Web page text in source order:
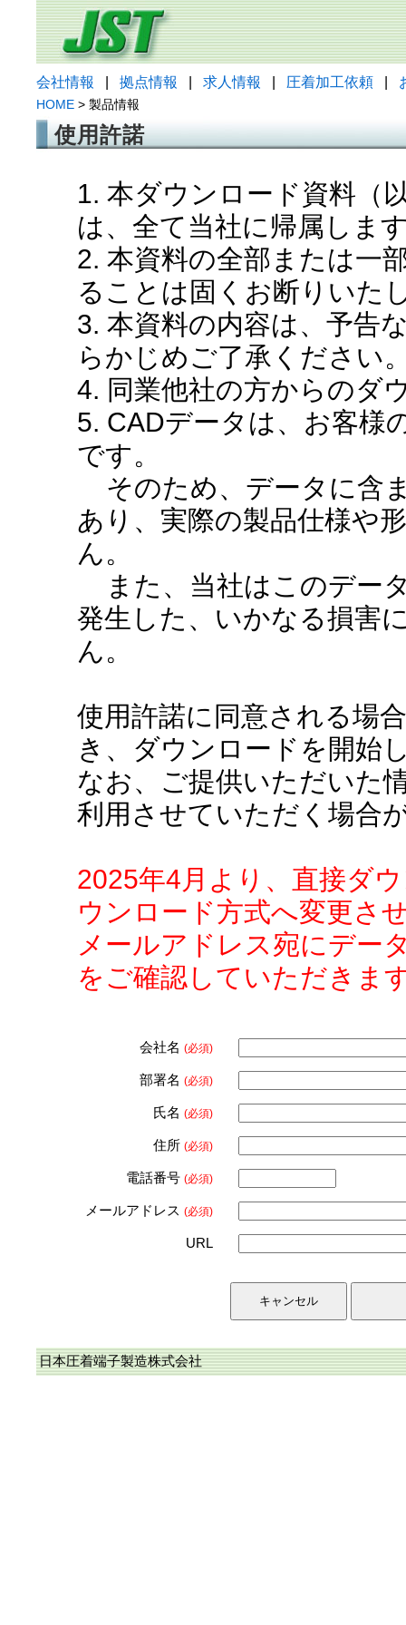
会社情報 拠点情報 求人情報 圧着加工依頼
HOME > 製品情報
使用許諾
1. 本ダウンロード資料（
は、全て当社に帰属しま
2. 本資料の全部または一
ることは固くお断りいた
3. 本資料の内容は、予告
らかじめご了承ください
4. 同業他社の方からのダ
5. CADデータは、お客様
です。
そのため、データに含
あり、実際の製品仕様や
ん。
また、当社はこのデー
発生した、いかなる損害
ん。
使用許諾に同意される場
き、ダウンロードを開始
なお、ご提供いただいた
利用させていただく場合
2025年4月より、直接ダ
ウンロード方式へ変更さ
メールアドレス宛にデー
をご確認していただきま
会社名 (必須)
部署名 (必須)
氏名 (必須)
住所 (必須)
電話番号 (必須)
メールアドレス (必須)
URL
日本圧着端子製造株式会社